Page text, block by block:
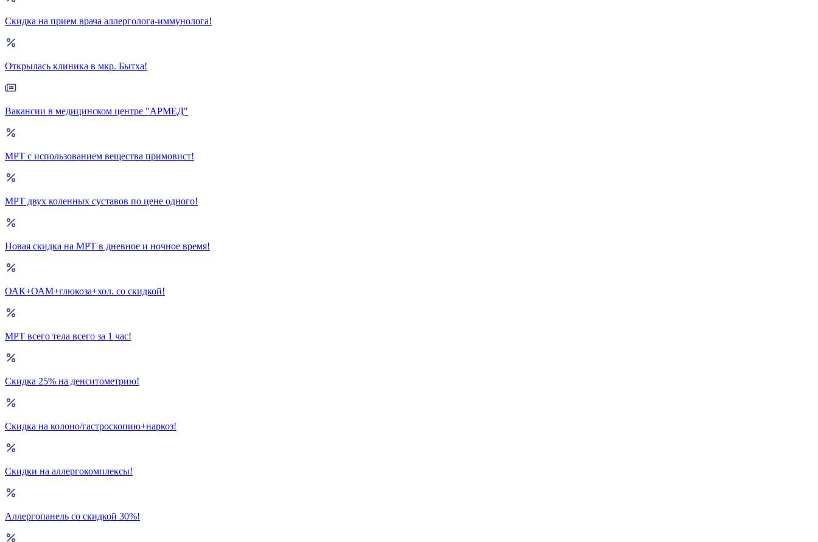
Скидка на прием врача аллерголога-иммунолога!
Открылась клиника в мкр. Бытха!
Вакансии в медицинском центре "АРМЕД"
МРТ с использованием вещества примовист!
МРТ двух коленных суставов по цене одного!
Новая скидка на МРТ в дневное и ночное время!
ОАК+ОАМ+глюкоза+хол. со скидкой!
МРТ всего тела всего за 1 час!
Скидка 25% на денситометрию!
Скидка на колоно/гастроскопию+наркоз!
Скидки на аллергокомплексы!
Аллергопанель со скидкой 30%!